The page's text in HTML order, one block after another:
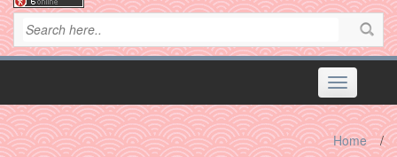
Toggle
navigation
Home /